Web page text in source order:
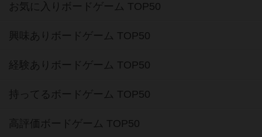
お気に入りボードゲーム TOP50
興味ありボードゲーム TOP50
経験ありボードゲーム TOP50
持ってるボードゲーム TOP50
高評価ボードゲーム TOP50